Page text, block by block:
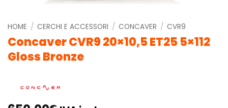
HOME / CERCHI E ACCESSORI / CONCAVER / CVR9
Concaver CVR9 20×10,5 ET25 5×112
Gloss Bronze